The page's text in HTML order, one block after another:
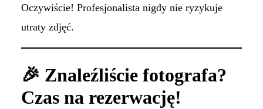
Oczywiście! Profesjonalista nigdy nie ryzykuje
utraty zdjęć.
🎉 Znaleźliście fotografa?
Czas na rezerwację!